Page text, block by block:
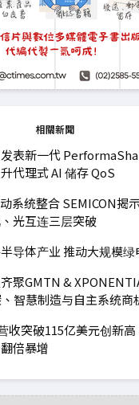
相關新聞
表新一代
代理式 AI 储存 QoS
系统整合 SEMICON揭
光互连三层突破
导体产业 推动大规模绿
聚GMTN &
智慧制造与自主系统商
收突破115亿美元创新高
倍暴增